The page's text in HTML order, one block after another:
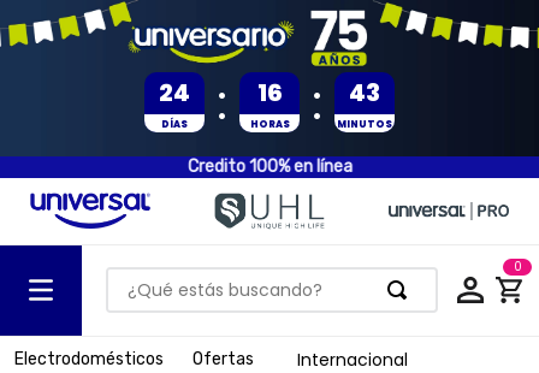
24
DÍAS : 16
HORAS : 43
MINUTOS
Credito 100% en línea
¿Qué estás buscando? 0
Electrodomésticos Ofertas Internacional
TÉRMINOS MÁS BUSCADOS